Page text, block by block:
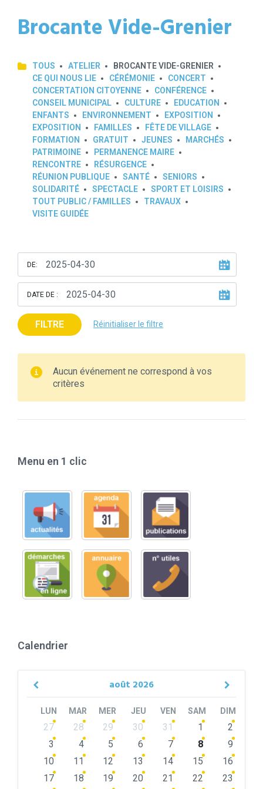
Brocante Vide-Grenier
TOUS ATELIER
BROCANTE VIDE-GRENIER
CE QUI NOUS LIE
CÉRÉMONIE
CONCERT
CONCERTATION CITOYENNE
CONFÉRENCE
CONSEIL MUNICIPAL
CULTURE
EDUCATION
ENFANTS
ENVIRONNEMENT
EXPOSITION
EXPOSITION
FAMILLES
FÊTE DE VILLAGE
FORMATION
GRATUIT JEUNES
MARCHÉS
PATRIMOINE
PERMANENCE MAIRE
RENCONTRE
RÉSURGENCE
RÉUNION PUBLIQUE
SANTÉ
SENIORS
SOLIDARITÉ
SPECTACLE
SPORT ET LOISIRS
TOUT PUBLIC / FAMILLES
TRAVAUX
VISITE GUIDÉE
DE:
DATE DE :
FILTRE Réinitialiser le filtre
Aucun événement ne correspond à vos
critères
Menu en 1 clic
Calendrier
août 2026
Previous
LUN MAR MER JEU VEN SAM DIM
Skip
calendar
27 28 29 30 31 1
2
3
4 5 6 7 8
9
10
11 12 13 14 15
16
17
18 19 20 21 22
23